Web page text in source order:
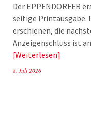
Der EPPENDORFER
seitige Printausgabe.
erschienen, die
Anzeigenschluss ist
Weiterlesen
8. Juli 2026